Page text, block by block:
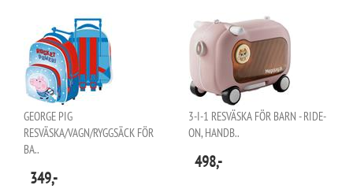
GEORGE PIG
RESVÄSKA/VAGN/RYGGSÄCK FÖR
BA..
349,-
3-I-1 RESVÄSKA FÖR BARN - RIDE-
ON, HANDB..
498,-